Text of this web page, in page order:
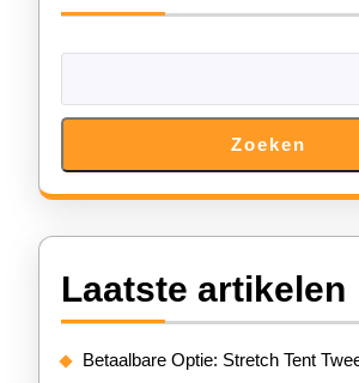
Zoeken
Laatste artikelen
Betaalbare Optie: Stretch Tent